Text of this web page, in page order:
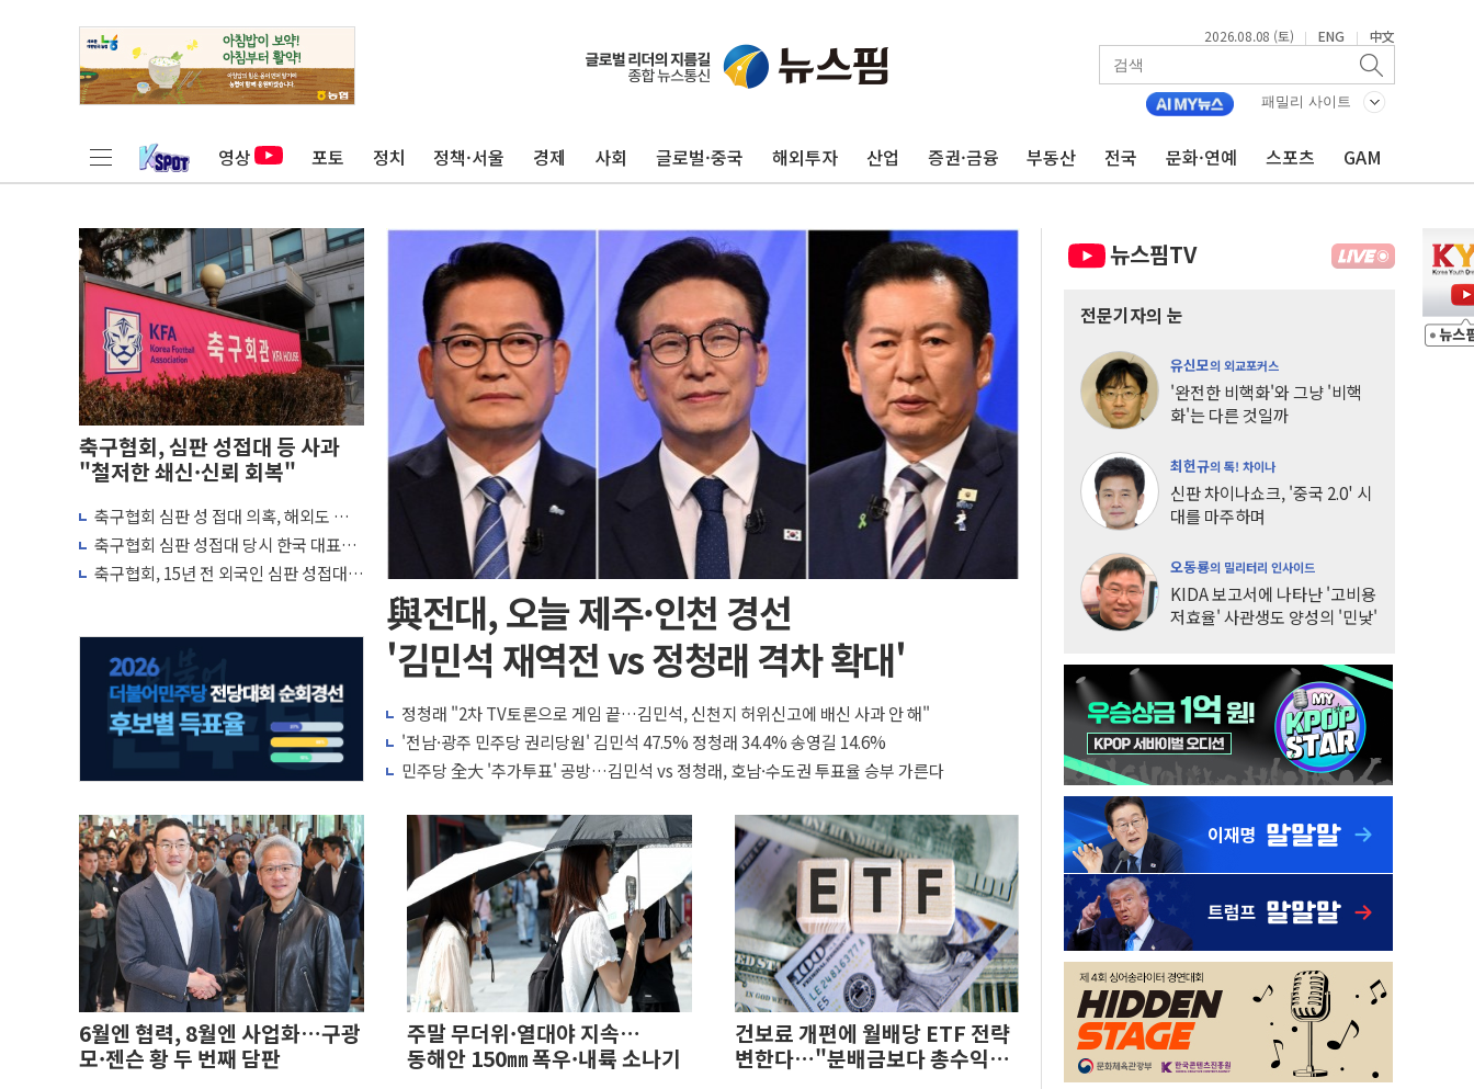
2026.08.08 (토) | ENG | 中文
패밀리 사이트
영상 포토 정치 정책·서울 경제 사회 글로벌·중국 해외투자 산업 증권·금융 부동산 전국 문화·연예 스포츠 GAM
축구협회, 심판 성접대 등 사과
"철저한 쇄신·신뢰 회복"
축구협회 심판 성 접대 의혹, 해외도 관심
↑…감독 선임 과정 수사까지 외신 주목
축구협회 심판 성접대 당시 한국 대표팀
7경기 무패 행진
축구협회, 15년 전 외국인 심판 성접대
與전대, 오늘 제주·인천 경선
'김민석 재역전 vs 정청래 격차 확대'
정청래 "2차 TV토론으로 게임 끝…김민석, 신천지 허위신고에 배신 사과 안 해"
'전남·광주 민주당 권리당원' 김민석 47.5% 정청래 34.4% 송영길 14.6%
민주당 全大 '추가투표' 공방…김민석 vs 정청래, 호남·수도권 투표율 승부 가른다
6월엔 협력, 8월엔 사업화…구광
모·젠슨 황 두 번째 담판
주말 무더위·열대야 지속…
동해안 150㎜ 폭우·내륙 소나기
건보료 개편에 월배당 ETF 전략
변한다…"분배금보다 총수익
뉴스핌TV
전문기자의 눈
유신모의 외교포커스
'완전한 비핵화'와 그냥 '비핵
화'는 다른 것일까
최헌규의 톡! 차이나
신판 차이나쇼크, '중국 2.0' 시
대를 마주하며
오동룡의 밀리터리 인사이드
KIDA 보고서에 나타난 '고비용
저효율' 사관생도 양성의 '민낯'